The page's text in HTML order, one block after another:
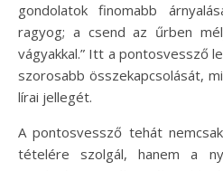
gondolatok finomabb
ragyog; a csend az űrben
vágyakkal.” Itt a pontosvessző
szorosabb összekapcsolását,
lírai jellegét.
A pontosvessző tehát
tételére szolgál, hanem a